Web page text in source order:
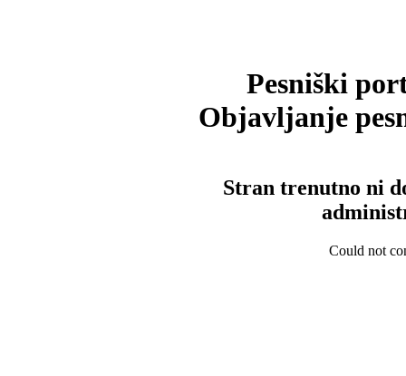
Pesniški
Objavljanje
Stran trenutno ni
Could not